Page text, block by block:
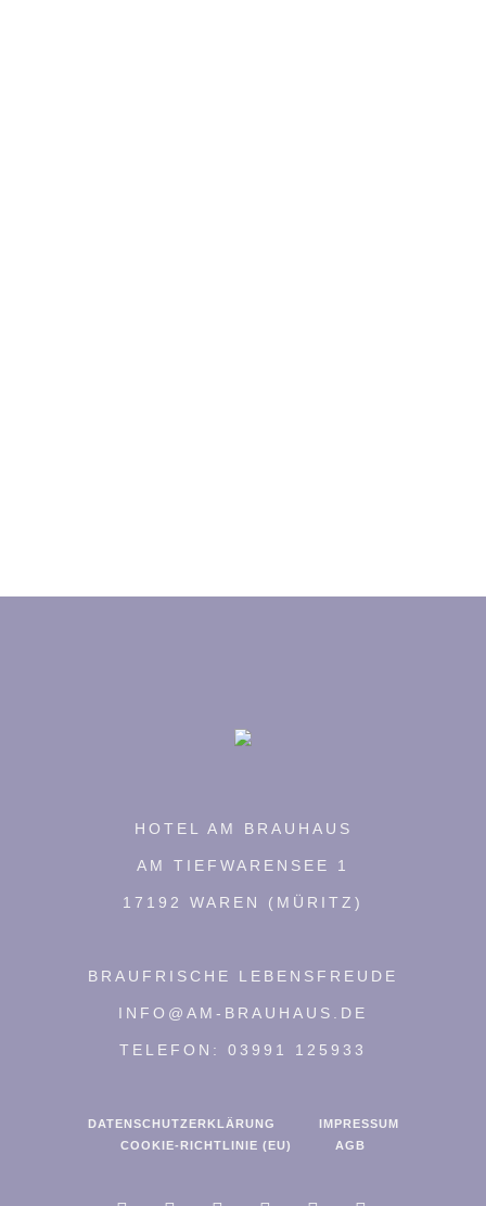
HOTEL AM BRAUHAUS
AM TIEFWARENSEE 1
17192 WAREN (MÜRITZ)
BRAUFRISCHE LEBENSFREUDE
INFO@AM-BRAUHAUS.DE
TELEFON: 03991 125933
DATENSCHUTZERKLÄRUNG
IMPRESSUM
COOKIE-RICHTLINIE (EU)
AGB